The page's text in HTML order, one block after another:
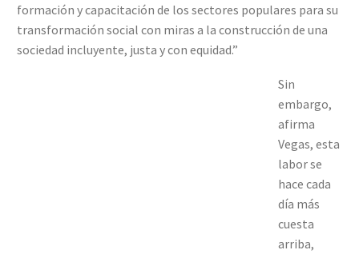
formación y capacitación de los sectores populares para su
transformación social con miras a la construcción de una
sociedad incluyente, justa y con equidad.”
Sin
embargo,
afirma
Vegas, esta
labor se
hace cada
día más
cuesta
arriba,